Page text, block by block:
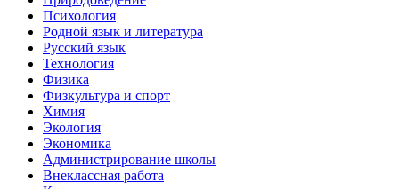
Психология
Родной язык и литература
Русский язык
Технология
Физика
Физкультура и спорт
Химия
Экология
Экономика
Администрирование школы
Внеклассная работа